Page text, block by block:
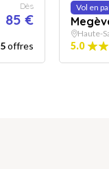
Dès
85 €
5offres
Vol en
Haute-
5.0